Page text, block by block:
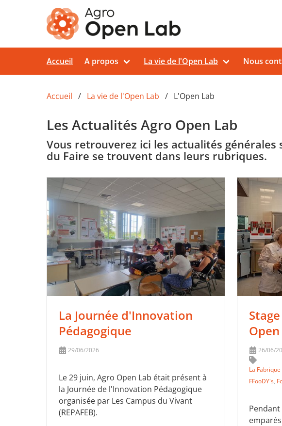
Aller au contenu principal
Accueil A propos La vie de l'Open Lab Nous
Accueil La vie de l'Open Lab L'Open Lab
Les Actualités Agro Open Lab
Vous retrouverez ici les actualités
du Faire se trouvent dans leurs rubriques.
La Journée d'Innovation
Pédagogique
29/06/2026
Le 29 juin, Agro Open Lab était présent à
la Journée de l'Innovation Pédagogique
organisée par Les Campus du Vivant
(REPAFEB).
26/06/
La
FFooDY's,
Pendant